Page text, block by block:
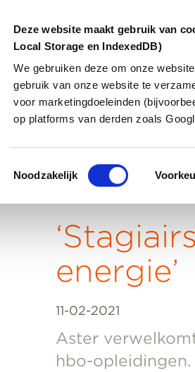
Deze website maakt gebruik van
Local Storage en IndexedDB)
We gebruiken deze om onze
gebruik van onze website te
voor marketingdoeleinden
op platforms van derden zoals
Toestemmingsselectie
Noodzakelijk
DIENSTEN OPLOSSINGEN
energie’
11-02-2021
Aster
hbo-